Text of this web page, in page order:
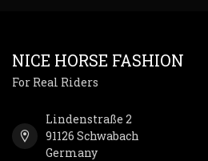
NICE HORSE FASHION
For Real Riders
Lindenstraße 2
91126 Schwabach
Germany